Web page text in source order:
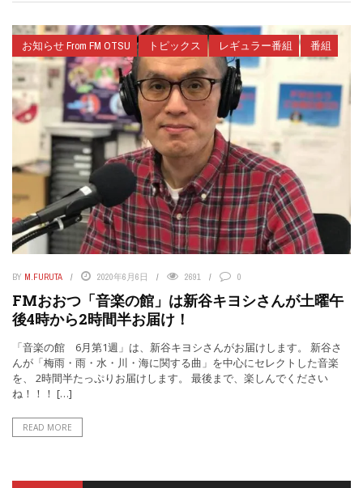
お知らせ From FM OTSU トピックス レギュラー番組 番組
BY M.FURUTA 2020年6月6日 2691 0
FMおおつ「音楽の館」は新谷キヨシさんが土曜午
後4時から2時間半お届け！
「音楽の館 6月第1週」は、新谷キヨシさんがお届けします。 新谷さ
んが「梅雨・雨・水・川・海に関する曲」を中心にセレクトした音楽
を、 2時間半たっぷりお届けします。 最後まで、楽しんでください
ね！！！ […]
READ MORE